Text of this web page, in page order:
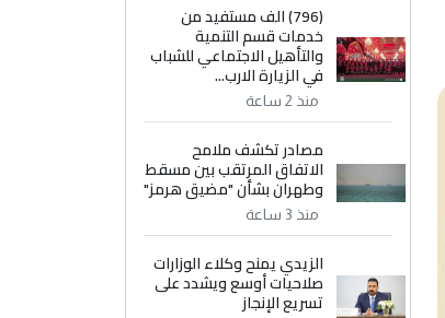
(796) الف مستفيد من
خدمات قسم التنمية
والتأهيل الاجتماعي للشباب
في الزيارة الارب...
منذ 2 ساعة
مصادر تكشف ملامح
الاتفاق المرتقب بين مسقط
وطهران بشأن "مضيق هرمز"
منذ 3 ساعة
الزيدي يمنح وكلاء الوزارات
صلاحيات أوسع ويشدد على
تسريع الإنجاز